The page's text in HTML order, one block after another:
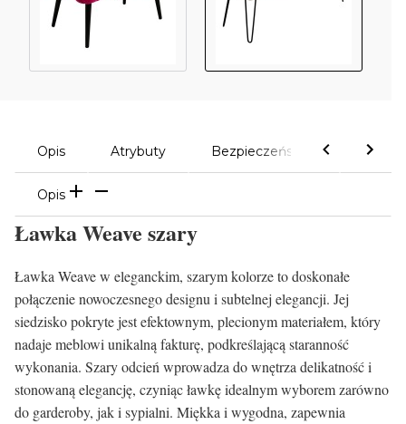
Opis Atrybuty Bezpieczeństwo
Opis
Ławka Weave szary
Ławka Weave w eleganckim, szarym kolorze to doskonałe
połączenie nowoczesnego designu i subtelnej elegancji. Jej
siedzisko pokryte jest efektownym, plecionym materiałem, który
nadaje meblowi unikalną fakturę, podkreślającą staranność
wykonania. Szary odcień wprowadza do wnętrza delikatność i
stonowaną elegancję, czyniąc ławkę idealnym wyborem zarówno
do garderoby, jak i sypialni. Miękka i wygodna, zapewnia